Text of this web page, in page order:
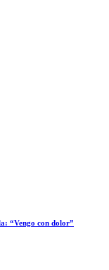
“Vengo con dolor”